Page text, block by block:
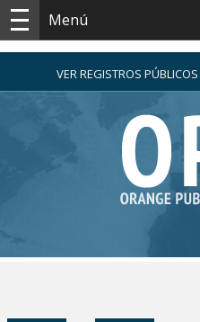
Menú
VER REGISTROS